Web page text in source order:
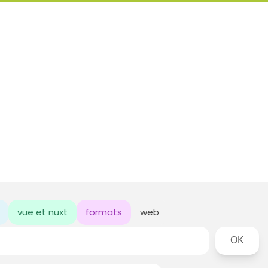
vue et nuxt formats web
Rechercher